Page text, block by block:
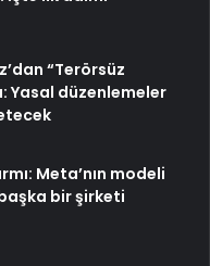
“Terörsüz
Yasal düzenlemeler
Meta’nın modeli
bir şirketi